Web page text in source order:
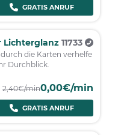
GRATIS ANRUF
Lichterglanz 11733
die Karten verhelfe
Durchblick.
2,40€/min0,00€/min
GRATIS ANRUF